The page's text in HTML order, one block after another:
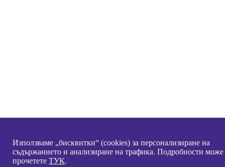
Използваме „бисквитки“ (cookies) за персонализиране на
съдържанието и анализиране на трафика. Подробности може
прочетете ТУК.